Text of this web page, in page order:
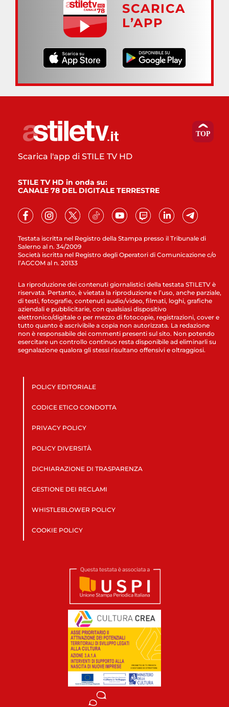
SCARICA
L’APP
Testata iscritta nel Registro della Stampa presso il Tribunale di
Salerno al n. 34/2009
Società iscritta nel Registro degli Operatori di Comunicazione c/o
l’AGCOM al n. 20133
Scarica l'app di STILE TV HD
STILE TV HD in onda su:
CANALE 78 DEL DIGITALE TERRESTRE
La riproduzione dei contenuti giornalistici della testata STILETV è
riservata. Pertanto, è vietata la riproduzione e l’uso, anche parziale,
di testi, fotografie, contenuti audio/video, filmati, loghi, grafiche
aziendali e pubblicitarie, con qualsiasi dispositivo
elettronico/digitale o per mezzo di fotocopie, registrazioni, cover e
tutto quanto è ascrivibile a copia non autorizzata. La redazione
non è responsabile dei commenti presenti sul sito. Non potendo
esercitare un controllo continuo resta disponibile ad eliminarli su
segnalazione qualora gli stessi risultano offensivi e oltraggiosi.
POLICY EDITORIALE
CODICE ETICO CONDOTTA
PRIVACY POLICY
POLICY DIVERSITÀ
DICHIARAZIONE DI TRASPARENZA
GESTIONE DEI RECLAMI
WHISTLEBLOWER POLICY
COOKIE POLICY